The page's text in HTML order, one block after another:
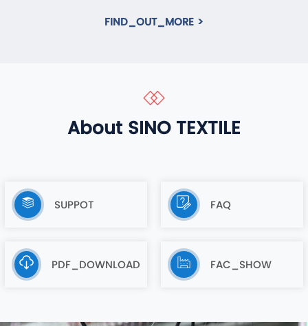
FIND_OUT_MORE >
About SINO TEXTILE
SUPPOT FAQ
PDF_DOWNLOAD FAC_SHOW